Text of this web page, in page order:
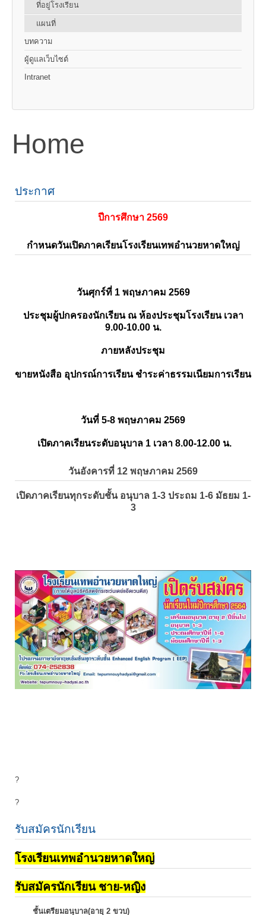
ที่อยู่โรงเรียน
แผนที่
บทความ
ผู้ดูแลเว็บไซต์
Intranet
Home
ประกาศ
ปีการศึกษา 2569
กำหนดวันเปิดภาคเรียนโรงเรียนเทพอำนวยหาดใหญ่
วันศุกร์ที่ 1 พฤษภาคม 2569
ประชุมผู้ปกครองนักเรียน ณ ห้องประชุมโรงเรียน เวลา
9.00-10.00 น.
ภายหลังประชุม
ขายหนังสือ อุปกรณ์การเรียน ชำระค่าธรรมเนียมการเรียน
วันที่ 5-8 พฤษภาคม 2569
เปิดภาคเรียนระดับอนุบาล 1 เวลา 8.00-12.00 น.
วันอังคารที่ 12 พฤษภาคม 2569
เปิดภาคเรียนทุกระดับชั้น อนุบาล 1-3 ประถม 1-6 มัธยม 1-
3
?
?
รับสมัครนักเรียน
โรงเรียนเทพอำนวยหาดใหญ่
รับสมัครนักเรียน ชาย-หญิง
ชั้นเตรียมอนุบาล(อายุ 2 ขวบ)